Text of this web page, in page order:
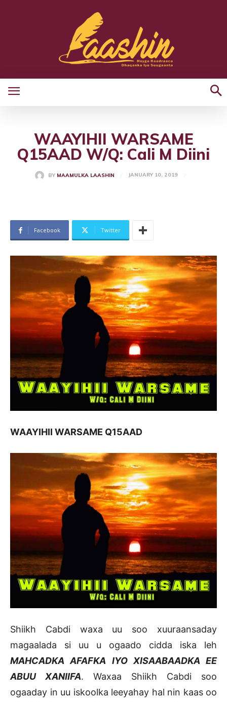
WAAYIHII WARSAME
Q15AAD W/Q: Cali M Diini
BY MAAMULKA LAASHIN JANUARY 10, 2019
Facebook Twitter
WAAYIHII WARSAME Q15AAD
Shiikh Cabdi waxa uu soo xuuraansaday
magaalada si uu u ogaado cidda iska leh
MAHCADKA AFAFKA IYO XISAABAADKA EE
ABUU XANIIFA. Waxaa Shiikh Cabdi soo
ogaaday in uu iskoolka leeyahay hal nin kaas oo